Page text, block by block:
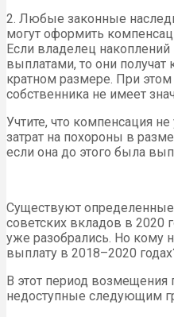
2. Любые законные
могут оформить
Если владелец накоплений
выплатами, то они
кратном размере. При
собственника не имеет
Учтите, что компенсация
затрат на похороны в
если она до этого была
Существуют
советских вкладов в 2020
уже разобрались. Но кому
выплату в 2018–2020
В этот период возмещения
недоступные следующим